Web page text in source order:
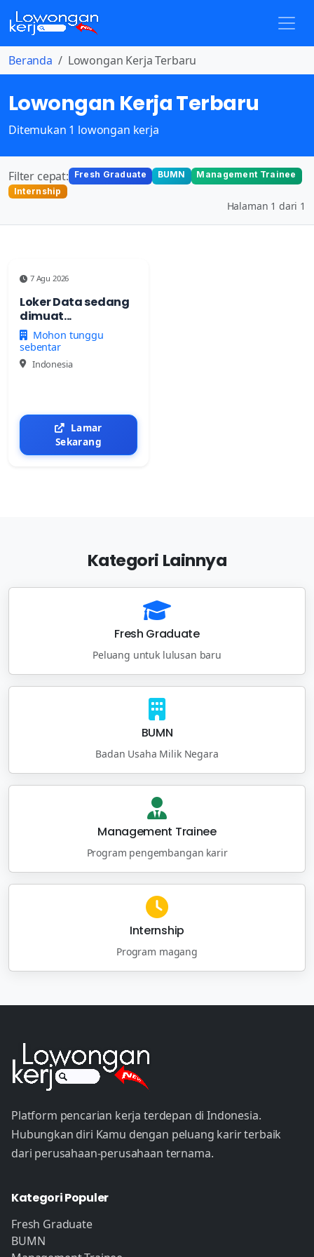
Beranda Lowongan Kerja Terbaru
Lowongan Kerja Terbaru
Ditemukan 1 lowongan kerja
Filter cepat: Fresh Graduate BUMN
Management Trainee
Internship
Halaman 1 dari 1
7 Agu 2026
Loker Data sedang
dimuat...
Mohon tunggu
sebentar
Indonesia
Lamar
Sekarang
Kategori Lainnya
Fresh Graduate
Peluang untuk lulusan baru
BUMN
Badan Usaha Milik Negara
Management Trainee
Program pengembangan karir
Internship
Program magang
Platform pencarian kerja terdepan di Indonesia.
Hubungkan diri Kamu dengan peluang karir terbaik
dari perusahaan-perusahaan ternama.
Kategori Populer
Fresh Graduate
BUMN